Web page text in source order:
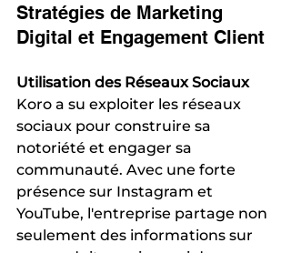
Stratégies de Marketing
Digital et Engagement Client
Utilisation des Réseaux Sociaux
Koro a su exploiter les réseaux
sociaux pour construire sa
notoriété et engager sa
communauté. Avec une forte
présence sur Instagram et
YouTube, l'entreprise partage non
seulement des informations sur